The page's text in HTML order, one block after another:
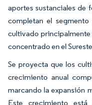
aportes sustanciales de
completan el
cultivado principalmente
concentrado en el
Se proyecta que los
crecimiento anual
marcando la expansión
Este crecimiento